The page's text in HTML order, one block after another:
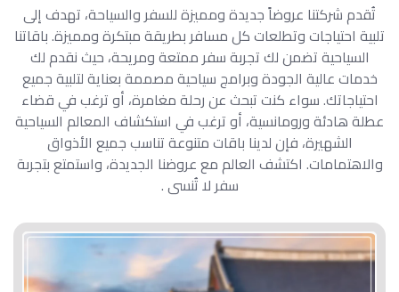
تُقدم شركتنا عروضاً جديدة ومميزة للسفر والسياحة، تهدف إلى
تلبية احتياجات وتطلعات كل مسافر بطريقة مبتكرة ومميزة. باقاتنا
السياحية تضمن لك تجربة سفر ممتعة ومريحة، حيث نقدم لك
خدمات عالية الجودة وبرامج سياحية مصممة بعناية لتلبية جميع
احتياجاتك. سواء كنت تبحث عن رحلة مغامرة، أو ترغب في قضاء
عطلة هادئة ورومانسية، أو ترغب في استكشاف المعالم السياحية
الشهيرة، فإن لدينا باقات متنوعة تناسب جميع الأذواق
والاهتمامات. اكتشف العالم مع عروضنا الجديدة، واستمتع بتجربة
سفر لا تُنسى .